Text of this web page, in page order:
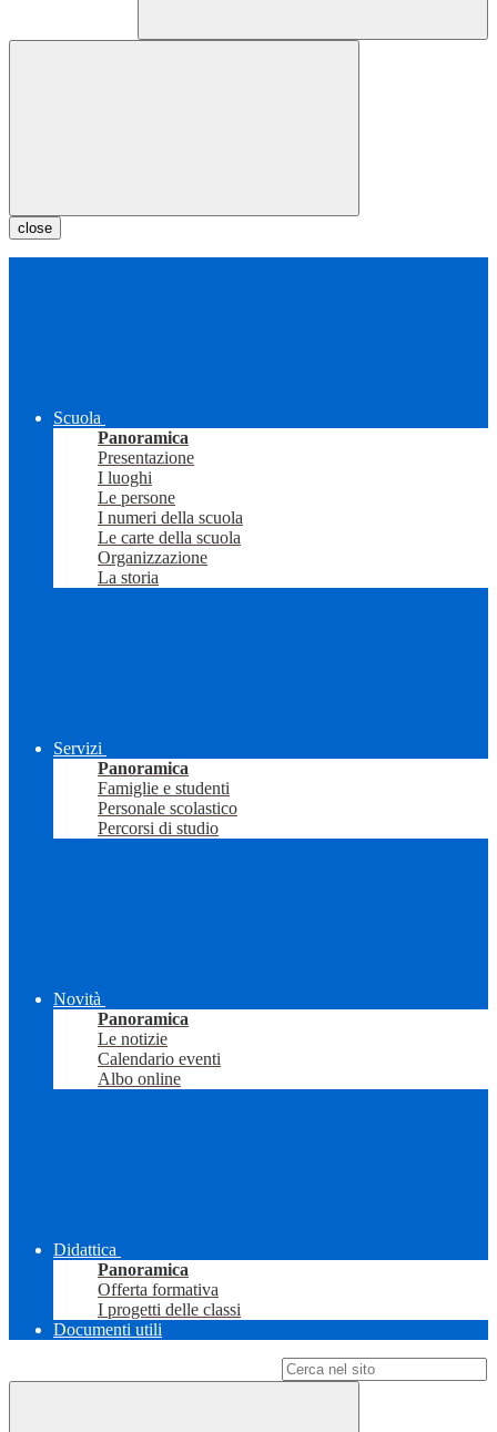
close
Scuola
Panoramica
Presentazione
I luoghi
Le persone
I numeri della scuola
Le carte della scuola
Organizzazione
La storia
Servizi
Panoramica
Famiglie e studenti
Personale scolastico
Percorsi di studio
Novità
Panoramica
Le notizie
Calendario eventi
Albo online
Didattica
Panoramica
Offerta formativa
I progetti delle classi
Documenti utili